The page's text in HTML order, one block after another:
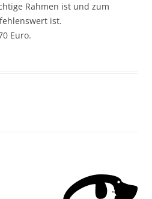
Rahmen ist und zum
ist.
Euro.